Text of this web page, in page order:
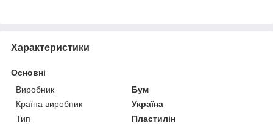
Характеристики
Основні
Виробник
Бум
Країна виробник
Україна
Тип
Пластилін